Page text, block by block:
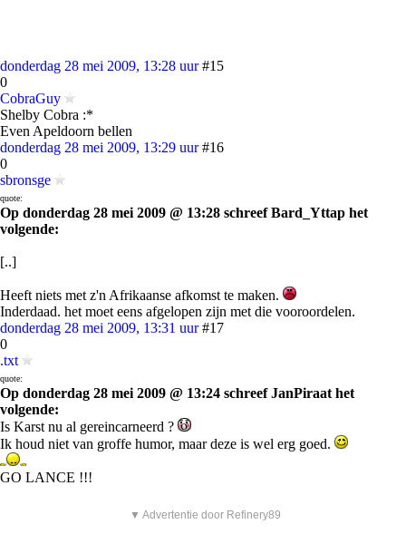
donderdag 28 mei 2009, 13:28 uur #15
0
CobraGuy
Shelby Cobra :*
Even Apeldoorn bellen
donderdag 28 mei 2009, 13:29 uur #16
0
sbronsge
quote:
Op donderdag 28 mei 2009 @ 13:28 schreef Bard_Yttap het
volgende:
[..]
Heeft niets met z'n Afrikaanse afkomst te maken.
Inderdaad. het moet eens afgelopen zijn met die vooroordelen.
donderdag 28 mei 2009, 13:31 uur #17
0
.txt
quote:
Op donderdag 28 mei 2009 @ 13:24 schreef JanPiraat het
volgende:
Is Karst nu al gereincarneerd ?
Ik houd niet van groffe humor, maar deze is wel erg goed.
GO LANCE !!!
▼ Advertentie door Refinery89